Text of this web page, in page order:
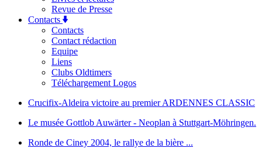
Revue de Presse
Contacts
Contacts
Contact rédaction
Equipe
Liens
Clubs Oldtimers
Téléchargement Logos
Crucifix-Aldeira victoire au premier ARDENNES CLASSIC
Le musée Gottlob Auwärter - Neoplan à Stuttgart-Möhringen.
Ronde de Ciney 2004, le rallye de la bière ...